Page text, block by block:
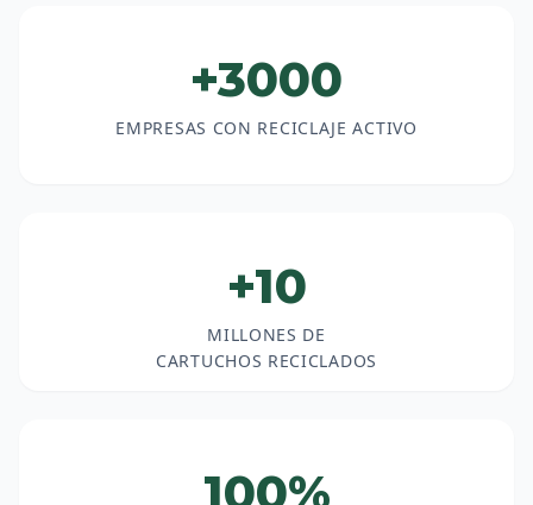
+3000
EMPRESAS CON RECICLAJE ACTIVO
+10
MILLONES DE
CARTUCHOS RECICLADOS
100%